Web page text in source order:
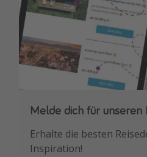
Melde dich für unseren
Erhalte die besten
Inspiration!
Downloade unsere App
Buche die besten
Erstes.